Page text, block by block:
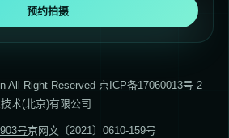
预约拍摄
All Right Reserved 京ICP备17060013号-2
术(北京)有限公司
号京网文〔2021〕0610-159号